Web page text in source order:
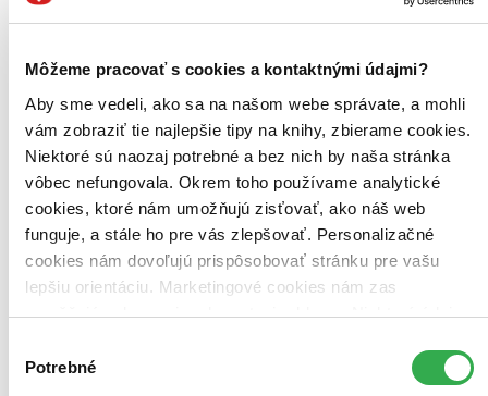
Môžeme pracovať s cookies a kontaktnými údajmi?
Aby sme vedeli, ako sa na našom webe správate, a mohli
vám zobraziť tie najlepšie tipy na knihy, zbierame cookies.
Niektoré sú naozaj potrebné a bez nich by naša stránka
vôbec nefungovala. Okrem toho používame analytické
cookies, ktoré nám umožňujú zisťovať, ako náš web
funguje, a stále ho pre vás zlepšovať. Personalizačné
cookies nám dovoľujú prispôsobovať stránku pre vašu
lepšiu orientáciu. Marketingové cookies nám zas
umožňujú zobrazenie relevantnej reklamy. Niektoré údaje
keby sme mohli používať všetky tieto cookies. Ďakujeme!
súhlasu
Potrebné
Bestsellery
Novinky
Najdrahšie
Najlacnejšie
Najvyššia zľava
Použité filtre
Zrušiť filtre
čítanéNa tému zvieratá